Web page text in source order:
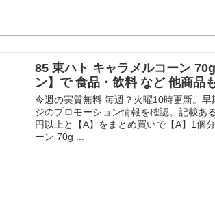
85 東ハト キャラメルコーン
ン】で 食品・飲料 など 他商品
今週の実質無料 毎週？火曜10時更新。
ジのプロモーション情報を確認。記載あ
円以上と【A】をまとめ買いで【A】1個
ーン 70g ...